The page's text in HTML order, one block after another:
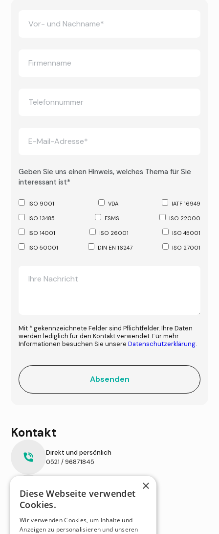
Kontakt
Direkt und persönlich
0521 / 96871845
info@technotrans-beratung.de
Sie finden uns hier
Philipp-Reis-Platz 1a,
Geben Sie uns einen Hinweis, welches Thema für Sie
interessant ist*
ISO 9001 VDA IATF 16949
ISO 13485 FSMS ISO 22000
ISO 14001 ISO 26001 ISO 45001
ISO 50001 DIN EN 16247 ISO 27001
Mit * gekennzeichnete Felder sind Pflichtfelder. Ihre Daten
werden lediglich für den Kontakt verwendet. Für mehr
Informationen besuchen Sie unsereDatenschutzerklärung.
×
Diese Webseite verwendet
Cookies.
Wir verwenden Cookies, um Inhalte und
Anzeigen zu personalisieren und unseren